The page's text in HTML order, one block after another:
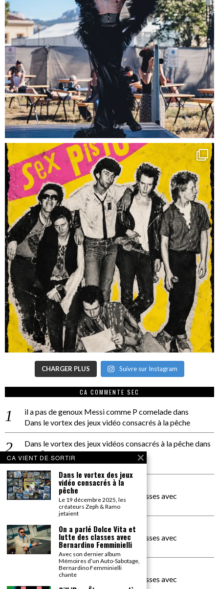
CHARGER PLUS Suivre sur Instagram
CA COMMENTE SEC
il a pas de genoux Messi comme P comeladedans
Dans le vortex des jeux vidéo consacrés à la pêche
Dans le vortex des jeux vidéos consacrés à la pêchedans
PACÔME THIELLEMENT
La séance d’Hip Gnose
La Patrie
dans
On a parlé Dolce Vita et lutte des classes avec
Bernardino Femminielli
carte noire negra à l'o tiededans
On a parlé Dolce Vita et lutte des classes avec
Bernardino Femminielli
moise et son mascarédans
On a parlé Dolce Vita et lutte des classes avec
CA VIENT DE SORTIR
Dans le vortex des jeux
vidéo consacrés à la
pêche
Le 19 décembre 2025, les
créateurs Zeph & Ramo
jetaient
On a parlé Dolce Vita et
lutte des classes avec
Bernardino Femminielli
Avec son dernier album
Mémoires d’un Auto-Sabotage,
Bernardino Femminielli
chante